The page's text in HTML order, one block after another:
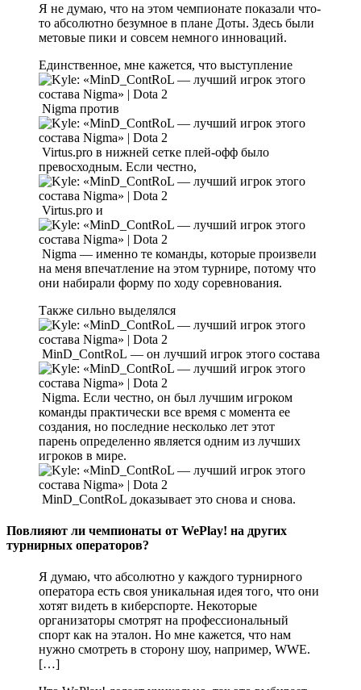
Я не думаю, что на этом чемпионате показали что-
то абсолютно безумное в плане Доты. Здесь были
метовые пики и совсем немного инноваций.
Единственное, мне кажется, что выступление
Nigma против
Virtus.pro в нижней сетке плей-офф было
превосходным. Если честно,
Virtus.pro и
Nigma — именно те команды, которые произвели
на меня впечатление на этом турнире, потому что
они набирали форму по ходу соревнования.
Также сильно выделялся
MinD_ContRoL — он лучший игрок этого состава
Nigma. Если честно, он был лучшим игроком
команды практически все время с момента ее
создания, но последние несколько лет этот
парень определенно является одним из лучших
игроков в мире.
MinD_ContRoL доказывает это снова и снова.
Повлияют ли чемпионаты от WePlay! на других
турнирных операторов?
Я думаю, что абсолютно у каждого турнирного
оператора есть своя уникальная идея того, что они
хотят видеть в киберспорте. Некоторые
организаторы смотрят на профессиональный
спорт как на эталон. Но мне кажется, что нам
нужно смотреть в сторону шоу, например, WWE.
[…]